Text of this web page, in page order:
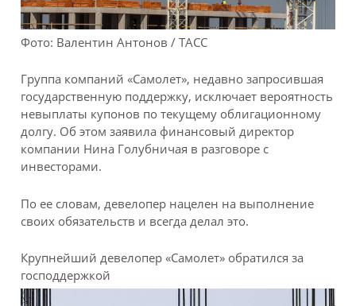
Фото: Валентин Антонов / ТАСС
Группа компаний «Самолет», недавно запросившая
государственную поддержку, исключает вероятность
невыплаты купонов по текущему облигационному
долгу. Об этом заявила финансовый директор
компании Нина Голубничая в разговоре с
инвесторами.
По ее словам, девелопер нацелен на выполнение
своих обязательств и всегда делал это.
Крупнейший девелопер «Самолет» обратился за
господдержкой